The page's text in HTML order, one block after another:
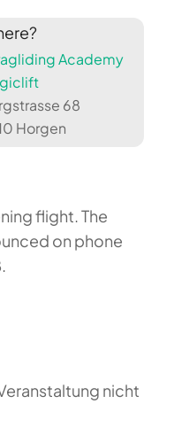
Academy
68
Horgen
flight. The
on phone
nicht